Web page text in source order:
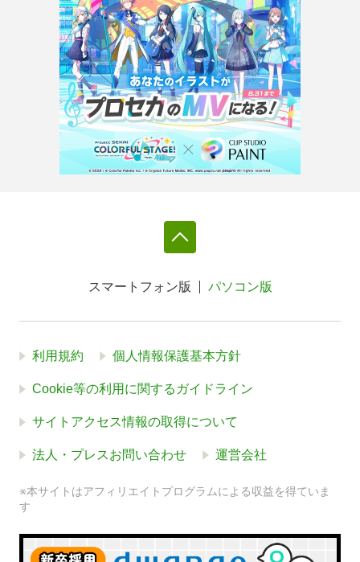
スマートフォン版 パソコン版
利用規約 個人情報保護基本方針
Cookie等の利用に関するガイドライン
サイトアクセス情報の取得について
法人・プレスお問い合わせ 運営会社
※本サイトはアフィリエイトプログラムによる収益を得ていま
す